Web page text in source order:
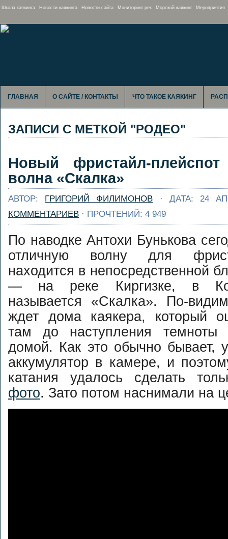
Школа каякинга Новости каякинга Новости сайта Мониторинг рек Морской каякинг Мероприятия
ГЛАВНАЯ О САЙТЕ / КОНТАКТЫ ЧТО ТАКОЕ КАЯКИНГ
ЗАПИСИ С МЕТКОЙ "РОДЕО"
Новый фристайл-
волна «Скалка»
АВТОР: ГРИГОРИЙ ФИЛИМОНОВ · ДАТА: 24
КОММЕНТАРИЕВ · ПРОЧТЕНИЙ: 4 949
По наводке Антохи Бунькова
отличную волну для
находится в непосредственной
— на реке Киргизке, в
называется «Скалка». По-
ждет дома каякера, который
там до наступления темноты
домой. Как это обычно бывает,
аккумулятор в камере, и
катания удалось сделать
фото. Зато потом наснимали на